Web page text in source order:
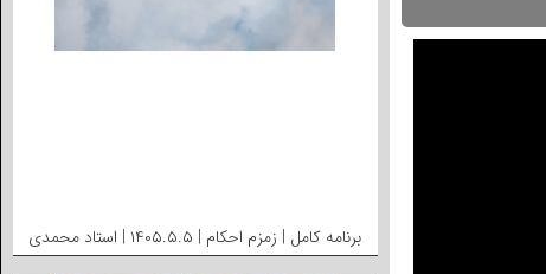
برنامه کامل | زمزم احکام | ۱۴۰۵.۵.۵ | استاد محمدی